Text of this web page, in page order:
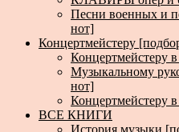
Песни военных и
нот]
Концертмейстеру
Концертмейстеру
Музыкальному
нот]
Концертмейстеру
ВСЕ КНИГИ